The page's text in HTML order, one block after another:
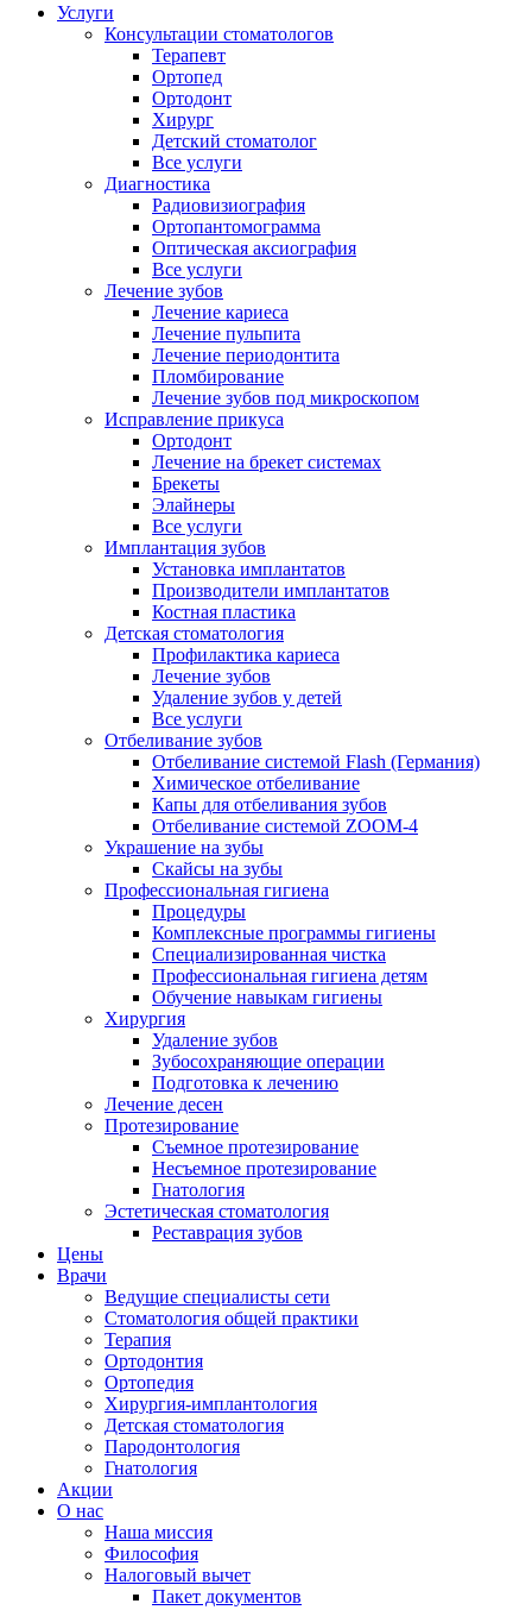
Услуги
Консультации стоматологов
Терапевт
Ортопед
Ортодонт
Хирург
Детский стоматолог
Все услуги
Диагностика
Радиовизиография
Ортопантомограмма
Оптическая аксиография
Все услуги
Лечение зубов
Лечение кариеса
Лечение пульпита
Лечение периодонтита
Пломбирование
Лечение зубов под микроскопом
Исправление прикуса
Ортодонт
Лечение на брекет системах
Брекеты
Элайнеры
Все услуги
Имплантация зубов
Установка имплантатов
Производители имплантатов
Костная пластика
Детская стоматология
Профилактика кариеса
Лечение зубов
Удаление зубов у детей
Все услуги
Отбеливание зубов
Отбеливание системой Flash (Германия)
Химическое отбеливание
Капы для отбеливания зубов
Отбеливание системой ZOOM-4
Украшение на зубы
Скайсы на зубы
Профессиональная гигиена
Процедуры
Комплексные программы гигиены
Специализированная чистка
Профессиональная гигиена детям
Обучение навыкам гигиены
Хирургия
Удаление зубов
Зубосохраняющие операции
Подготовка к лечению
Лечение десен
Протезирование
Съемное протезирование
Несъемное протезирование
Гнатология
Эстетическая стоматология
Реставрация зубов
Цены
Врачи
Ведущие специалисты сети
Стоматология общей практики
Терапия
Ортодонтия
Ортопедия
Хирургия-имплантология
Детская стоматология
Пародонтология
Гнатология
Акции
О нас
Наша миссия
Философия
Налоговый вычет
Пакет документов